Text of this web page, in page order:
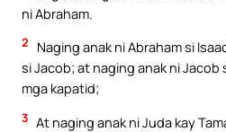
ni Abraham.
2
Naging anak ni Abraham si
si Jacob; at naging anak ni Jacob
mga kapatid;
3 At naging anak ni Juda kay